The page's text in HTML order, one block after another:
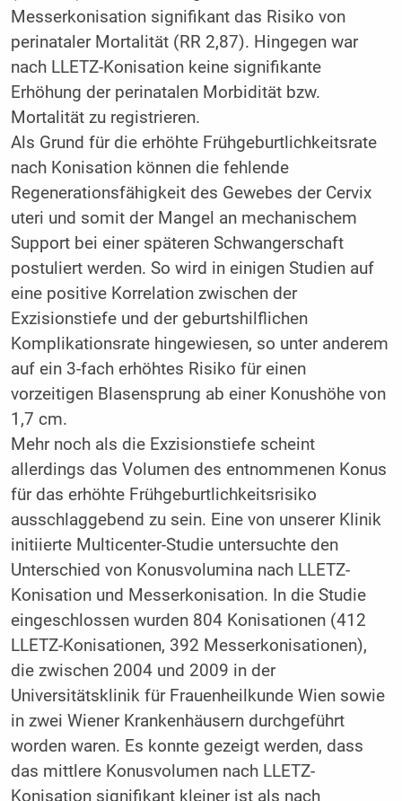
Messerkonisation signifikant das Risiko von
perinataler Mortalität (RR 2,87). Hingegen war
nach LLETZ-Konisation keine signifikante
Erhöhung der perinatalen Morbidität bzw.
Mortalität zu registrieren.
Als Grund für die erhöhte Frühgeburtlichkeitsrate
nach Konisation können die fehlende
Regenerationsfähigkeit des Gewebes der Cervix
uteri und somit der Mangel an mechanischem
Support bei einer späteren Schwangerschaft
postuliert werden. So wird in einigen Studien auf
eine positive Korrelation zwischen der
Exzisionstiefe und der geburtshilflichen
Komplikationsrate hingewiesen, so unter anderem
auf ein 3-fach erhöhtes Risiko für einen
vorzeitigen Blasensprung ab einer Konushöhe von
1,7 cm.
Mehr noch als die Exzisionstiefe scheint
allerdings das Volumen des entnommenen Konus
für das erhöhte Frühgeburtlichkeitsrisiko
ausschlaggebend zu sein. Eine von unserer Klinik
initiierte Multicenter-Studie untersuchte den
Unterschied von Konusvolumina nach LLETZ-
Konisation und Messerkonisation. In die Studie
eingeschlossen wurden 804 Konisationen (412
LLETZ-Konisationen, 392 Messerkonisationen),
die zwischen 2004 und 2009 in der
Universitätsklinik für Frauenheilkunde Wien sowie
in zwei Wiener Krankenhäusern durchgeführt
worden waren. Es konnte gezeigt werden, dass
das mittlere Konusvolumen nach LLETZ-
Konisation signifikant kleiner ist als nach